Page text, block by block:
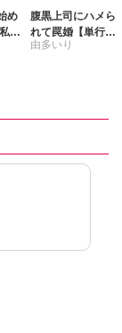
め
が
腹黒上司にハメら
れて罠婚【単行本
版】【電子書店限
由多いり